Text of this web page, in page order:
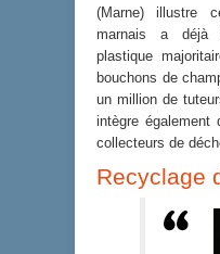
(Marne) illustre
marnais a déjà
plastique
bouchons de
un million de
intègre également
collecteurs de
Recyclage